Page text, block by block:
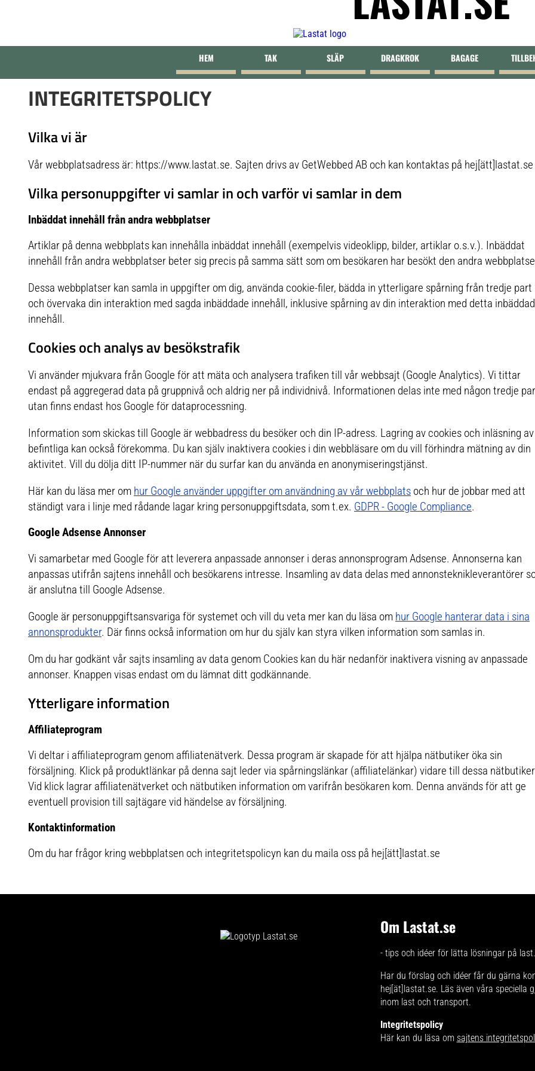
HEM TAK SLÄP DRAGKROK BAGAGE
INTEGRITETSPOLICY
Vilka vi är
Vår webbplatsadress är: https://www.lastat.se. Sajten drivs av GetWebbed AB och kan kontaktas på hej[ätt]lastat.se
Vilka personuppgifter vi samlar in och varför vi samlar in dem
Inbäddat innehåll från andra webbplatser
Artiklar på denna webbplats kan innehålla inbäddat innehåll (exempelvis videoklipp, bilder, artiklar o.s.v.). Inbäddat
innehåll från andra webbplatser beter sig precis på samma sätt som om besökaren har besökt den andra
Dessa webbplatser kan samla in uppgifter om dig, använda cookie-filer, bädda in ytterligare spårning från tredje part
och övervaka din interaktion med sagda inbäddade innehåll, inklusive spårning av din interaktion med detta
innehåll.
Cookies och analys av besökstrafik
Vi använder mjukvara från Google för att mäta och analysera trafiken till vår webbsajt (Google Analytics). Vi tittar
endast på aggregerad data på gruppnivå och aldrig ner på individnivå. Informationen delas inte med någon tredje
utan finns endast hos Google för dataprocessning.
Information som skickas till Google är webbadress du besöker och din IP-adress. Lagring av cookies och inläsning av
befintliga kan också förekomma. Du kan själv inaktivera cookies i din webbläsare om du vill förhindra mätning av din
aktivitet. Vill du dölja ditt IP-nummer när du surfar kan du använda en anonymiseringstjänst.
Här kan du läsa mer om hur Google använder uppgifter om användning av vår webbplats och hur de jobbar med att
ständigt vara i linje med rådande lagar kring personuppgiftsdata, som t.ex. GDPR - Google Compliance.
Google Adsense Annonser
Vi samarbetar med Google för att leverera anpassade annonser i deras annonsprogram Adsense. Annonserna kan
anpassas utifrån sajtens innehåll och besökarens intresse. Insamling av data delas med annonsteknikleverantörer
är anslutna till Google Adsense.
Google är personuppgiftsansvariga för systemet och vill du veta mer kan du läsa om hur Google hanterar data i sina
annonsprodukter. Där finns också information om hur du själv kan styra vilken information som samlas in.
Om du har godkänt vår sajts insamling av data genom Cookies kan du här nedanför inaktivera visning av anpassade
annonser. Knappen visas endast om du lämnat ditt godkännande.
Ytterligare information
Affiliateprogram
Vi deltar i affiliateprogram genom affiliatenätverk. Dessa program är skapade för att hjälpa nätbutiker öka sin
försäljning. Klick på produktlänkar på denna sajt leder via spårningslänkar (affiliatelänkar) vidare till dessa
Vid klick lagrar affiliatenätverket och nätbutiken information om varifrån besökaren kom. Denna används för att ge
eventuell provision till sajtägare vid händelse av försäljning.
Kontaktinformation
Om du har frågor kring webbplatsen och integritetspolicyn kan du maila oss på hej[ätt]lastat.se
Om Lastat.se
- tips och idéer för lätta lösningar på last.
Har du förslag och idéer får du gärna
hej[ät]lastat.se. Läs även våra speciella
inom last och transport.
Integritetspolicy
Här kan du läsa om sajtens